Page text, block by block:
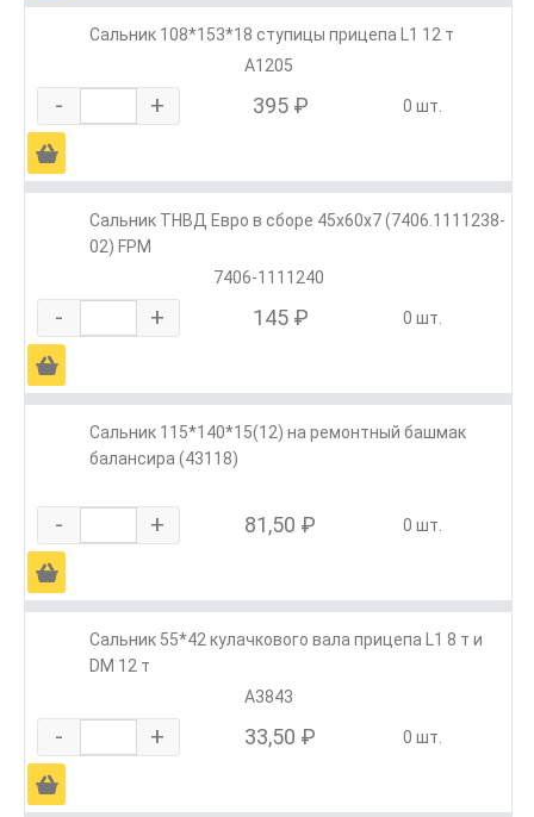
Сальник 108*153*18 ступицы прицепа L1 12 т
A1205
- + 395 ₽ 0 шт.
Ä
Сальник ТНВД Евро в сборе 45х60х7 (7406.1111238-
02) FPM
7406-1111240
- + 145 ₽ 0 шт.
Ä
Сальник 115*140*15(12) на ремонтный башмак
балансира (43118)
- + 81,50 ₽ 0 шт.
Ä
Сальник 55*42 кулачкового вала прицепа L1 8 т и
DM 12 т
А3843
- + 33,50 ₽ 0 шт.
Ä